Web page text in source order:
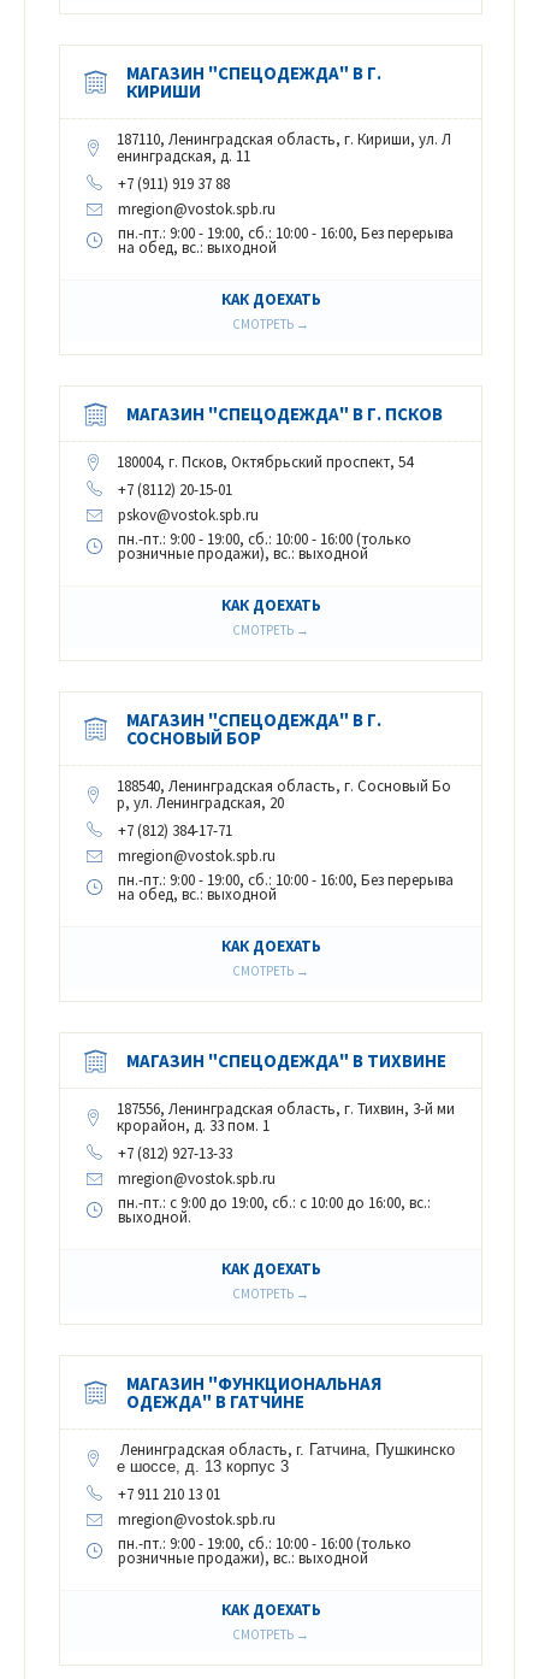
МАГАЗИН "СПЕЦОДЕЖДА" В Г.
КИРИШИ
187110, Ленинградская область, г. Кириши, ул. Л
енинградская, д. 11
+7 (911) 919 37 88
mregion@vostok.spb.ru
пн.-пт.: 9:00 - 19:00, сб.: 10:00 - 16:00, Без перерыва
на обед, вс.: выходной
КАК ДОЕХАТЬ
СМОТРЕТЬ →
МАГАЗИН "СПЕЦОДЕЖДА" В Г. ПСКОВ
180004, г. Псков, Октябрьский проспект, 54
+7 (8112) 20-15-01
pskov@vostok.spb.ru
пн.-пт.: 9:00 - 19:00, сб.: 10:00 - 16:00 (только
розничные продажи), вс.: выходной
КАК ДОЕХАТЬ
СМОТРЕТЬ →
МАГАЗИН "СПЕЦОДЕЖДА" В Г.
СОСНОВЫЙ БОР
188540, Ленинградская область, г. Сосновый Бо
р, ул. Ленинградская, 20
+7 (812) 384-17-71
mregion@vostok.spb.ru
пн.-пт.: 9:00 - 19:00, сб.: 10:00 - 16:00, Без перерыва
на обед, вс.: выходной
КАК ДОЕХАТЬ
СМОТРЕТЬ →
МАГАЗИН "СПЕЦОДЕЖДА" В ТИХВИНЕ
187556, Ленинградская область, г. Тихвин, 3-й ми
крорайон, д. 33 пом. 1
+7 (812) 927-13-33
mregion@vostok.spb.ru
пн.-пт.: с 9:00 до 19:00, сб.: с 10:00 до 16:00, вс.:
выходной.
КАК ДОЕХАТЬ
СМОТРЕТЬ →
МАГАЗИН "ФУНКЦИОНАЛЬНАЯ
ОДЕЖДА" В ГАТЧИНЕ
Ленинградская область, г. Гатчина, Пушкинско
е шоссе, д. 13 корпус 3
+7 911 210 13 01
mregion@vostok.spb.ru
пн.-пт.: 9:00 - 19:00, сб.: 10:00 - 16:00 (только
розничные продажи), вс.: выходной
КАК ДОЕХАТЬ
СМОТРЕТЬ →